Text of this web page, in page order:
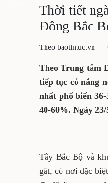
QUÊ HƯƠNG - ĐẤT NƯỚC
VĂN BẢN, CHÍNH SÁCH
Thời tiết
khu vực
Theo baotintuc.vn
Theo Trung
Đông Bắc Bộ
biệt gay gắt
độ C; độ ẩm
Tây Bắc Bộ và